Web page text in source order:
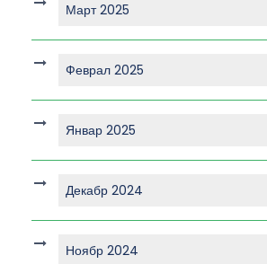
Март 2025
Феврал 2025
Январ 2025
Декабр 2024
Ноябр 2024